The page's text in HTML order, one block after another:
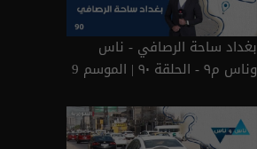
بغداد ساحة الرصافي - ناس
وناس م٩ - الحلقة ٩٠ | الموسم 9